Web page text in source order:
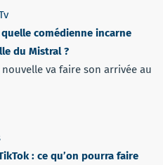
comédienne incarne
du Mistral ?
va faire son arrivée au
: ce qu’on pourra faire